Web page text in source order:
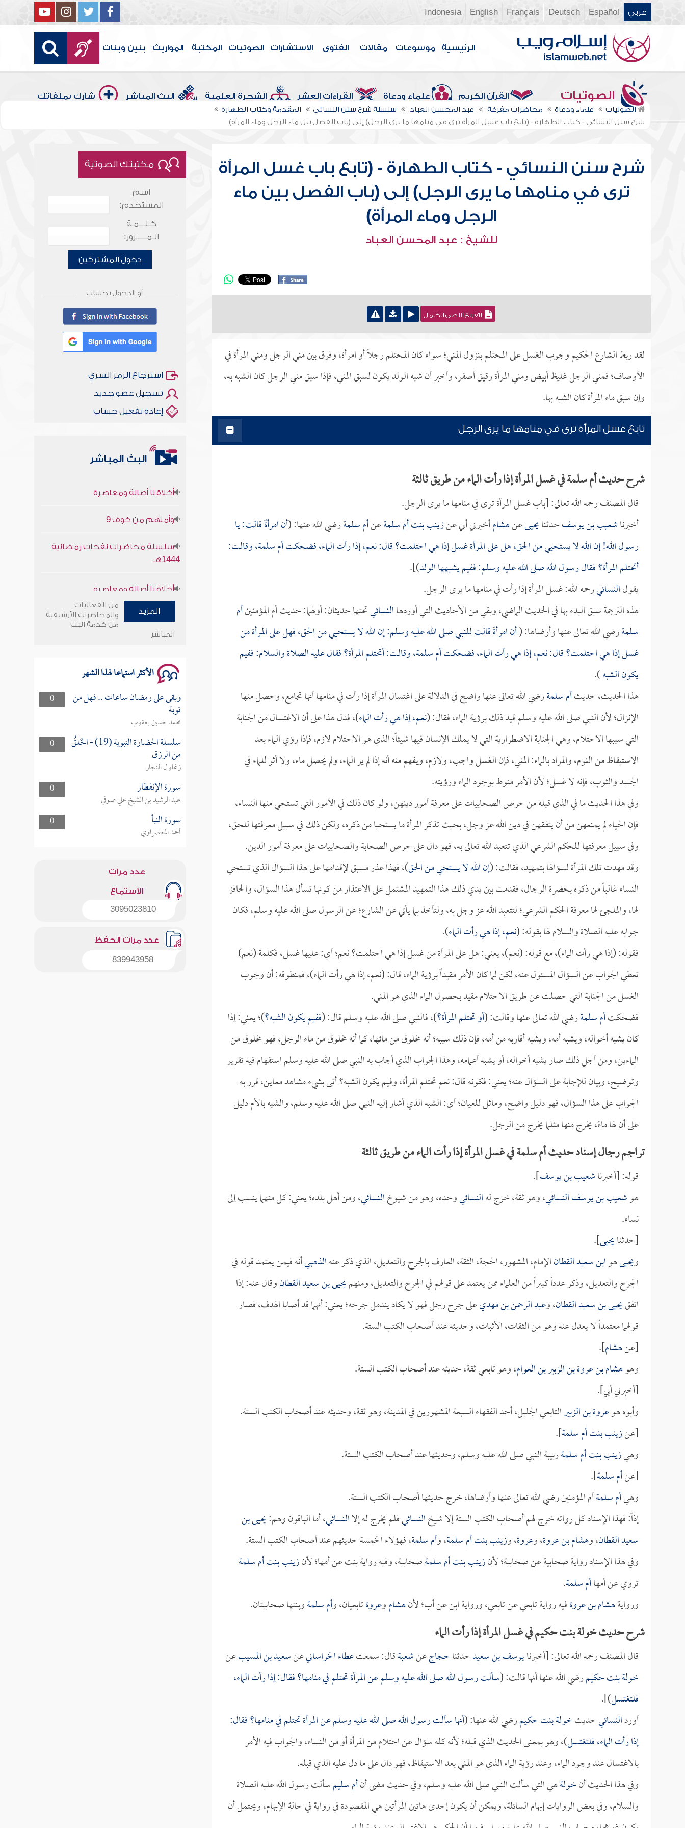
عربي Español
Deutsch
Français
English
Indonesia
الرئيسية موسوعات مقالات الفتوى الاستشارات الصوتيات المكتبة المواريث بنين وبنات
الصوتيات القرآن الكريم علماء ودعاة القراءات العشر الشجرة العلمية البث المباشر شارك بملفاتك
الصوتيات علماء ودعاة محاضرات مفرغة عبد المحسن العباد سلسلة شرح سنن النسائي
المقدمة وكتاب الطهارة
شرح سنن النسائي - كتاب الطهارة - (تابع باب غسل المرأة ترى في منامها ما يرى الرجل) إلى (باب الفصل بين ماء الرجل وماء المرأة)
شرح سنن النسائي - كتاب الطهارة - (تابع باب غسل المرأة
ترى في منامها ما يرى الرجل) إلى (باب الفصل بين ماء
الرجل وماء المرأة)
للشيخ : عبد المحسن العباد
التفريغ النصي الكامل
لقد ربط الشارع الحكيم وجوب الغسل على المحتلم بنزول المني؛ سواء كان المحتلم رجلاً أو امرأة، وفرق بين مني الرجل ومني المرأة في
الأوصاف؛ فمني الرجل غليظ أبيض ومني المرأة رقيق أصفر، وأخبر أن شبه الولد يكون لسبق المني، فإذا سبق مني الرجل كان الشبه به،
وإن سبق ماء المرأة كان الشبه بها.
تابع غسل المرأة ترى في منامها ما يرى الرجل
شرح حديث أم سلمة في غسل المرأة إذا رأت الماء من طريق ثالثة
قال المصنف رحمه الله تعالى: [باب غسل المرأة ترى في منامها ما يرى الرجل.
أخبرناشعيب بن يوسفحدثنايحيىعنهشامأخبرني أبي عنزينب بنت أم سلمةعنأم سلمةرضي الله عنها: (أن امرأةً قالت: يا
رسول الله! إن الله لا يستحيي من الحق، هل على المرأة غسل إذا هي احتلمت؟ قال: نعم، إذا رأت الماء، فضحكتأم سلمة، وقالت:
أتحتلم المرأة؟ فقال رسول الله صلى الله عليه وسلم: ففيم يشبهها الولد)].
يقولالنسائيرحمه الله: غسل المرأة إذا رأت في منامها ما يرى الرجل.
هذه الترجمة سبق البدء بها في الحديث الماضي، وبقي من الأحاديث التي أوردهاالنسائيتحتها حديثان: أولهما: حديث أم المؤمنينأم
سلمةرضي الله تعالى عنها وأرضاها: (أن امرأةً قالت للنبي صلى الله عليه وسلم: إن الله لا يستحيي من الحق، فهل على المرأة من
غسل إذا هي احتلمت؟ قال: نعم، إذا هي رأت الماء، فضحكتأم سلمة، وقالت: أتحتلم المرأة؟ فقال عليه الصلاة والسلام: ففيم
يكون الشبه).
هذا الحديث، حديثأم سلمةرضي الله تعالى عنها واضح في الدلالة على اغتسال المرأة إذا رأت في منامها أنها تجامع، وحصل منها
الإنزال؛ لأن النبي صلى الله عليه وسلم قيد ذلك برؤية الماء، فقال: (نعم، إذا هي رأت الماء)، فدل هذا على أن الاغتسال من الجنابة
التي سببها الاحتلام، وهي الجنابة الاضطرارية التي لا يملك الإنسان فيها شيئاً؛ الذي هو الاحتلام لازم، فإذا رؤي الماء بعد
الاستيقاظ من النوم، والمراد بالماء: المني، فإن الغسل واجب، ولازم، ويفهم منه أنه إذا لم ير الماء، ولم يحصل ماء، ولا أثر للماء في
الجسد والثوب، فإنه لا غسل؛ لأن الأمر منوط بوجود الماء ورؤيته.
وفي هذا الحديث ما في الذي قبله من حرص الصحابيات على معرفة أمور دينهن، ولو كان ذلك في الأمور التي تستحي منها النساء،
فإن الحياء لم يمنعهن من أن يتفقهن في دين الله عز وجل، بحيث تذكر المرأة ما يستحيا من ذكره، ولكن ذلك في سبيل معرفتها للحق،
وفي سبيل معرفتها للحكم الشرعي الذي تتعبد الله تعالى به، فهو دال على حرص الصحابة والصحابيات على معرفة أمور الدين.
وقد مهدت تلك المرأة لسؤالها بتمهيد، فقالت: (إن الله لا يستحي من الحق)، فهذا عذر مسبق لإقدامها على هذا السؤال الذي تستحي
النساء غالباً من ذكره بحضرة الرجال، فقدمت بين يدي ذلك هذا التمهيد المشتمل على الاعتذار من كونها تسأل هذا السؤال، والحافز
لها، والملجئ لها معرفة الحكم الشرعي؛ لتتعبد الله عز وجل به، ولتأخذ بما يأتي عن الشارع؛ عن الرسول صلى الله عليه وسلم، فكان
جوابه عليه الصلاة والسلام لها بقوله: (نعم، إذا هي رأت الماء).
فقوله: (إذا هي رأت الماء)، مع قوله: (نعم)، يعني: هل على المرأة من غسل إذا هي احتلمت؟ نعم؛ أي: عليها غسل، فكلمة (نعم)
تعطي الجواب عن السؤال المسئول عنه، لكن لما كان الأمر مقيداً برؤية الماء، قال: (نعم، إذا هي رأت الماء)، فمنطوقه: أن وجوب
الغسل من الجنابة التي حصلت عن طريق الاحتلام مقيد بحصول الماء الذي هو المني.
فضحكتأم سلمةرضي الله تعالى عنها وقالت: (أو تحتلم المرأة؟)، فالنبي صلى الله عليه وسلم قال: (ففيم يكون الشبه؟)؛ يعني: إذا
كان يشبه أخواله، ويشبه أمه، ويشبه أقاربه من أمه، فإن ذلك سببه؛ أنه مخلوق من مائها، كما أنه مخلوق من ماء الرجل، فهو مخلوق من
الماءين، ومن أجل ذلك صار يشبه أخواله، أو يشبه أعمامه، وهذا الجواب الذي أجاب به النبي صلى الله عليه وسلم استفهام فيه تقرير
وتوضيح، وبيان للإجابة على السؤال عنه؛ يعني: فكونه قال: نعم تحتلم المرأة، وفيم يكون الشبه؟ أتى بشيء مشاهد معاين، قرر به
الجواب على هذا السؤال، فهو دليل واضح، وماثل للعيان؛ أي: الشبه الذي أشار إليه النبي صلى الله عليه وسلم، والشبه بالأم دليل
على أن لها ماءً، يخرج منها مثلما يخرج من الرجل.
تراجم رجال إسناد حديث أم سلمة في غسل المرأة إذا رأت الماء من طريق ثالثة
قوله: [أخبرناشعيب بن يوسف].
هوشعيب بن يوسفالنسائي، وهو ثقة، خرج لهالنسائيوحده، وهو من شيوخالنسائي، ومن أهل بلده؛ يعني: كل منهما ينسب إلى
نساء.
[حدثنايحيى].
ويحيىهوابن سعيد القطانالإمام، المشهور، الحجة، الثقة، العارف بالجرح والتعديل، الذي ذكر عنهالذهبيأنه فيمن يعتمد قوله في
الجرح والتعديل، وذكر عدداً كبيراً من العلماء ممن يعتمد على قولهم في الجرح والتعديل، ومنهميحيى بن سعيد القطانوقال عنه: إذا
اتفقيحيى بن سعيد القطان، وعبد الرحمن بن مهديعلى جرح رجل فهو لا يكاد يندمل جرحه؛ يعني: أنهما قد أصابا الهدف، فصار
قولهما معتمداً لا يعدل عنه وهو من الثقات، الأثبات، وحديثه عند أصحاب الكتب الستة.
[عنهشام].
وهوهشام بن عروة بن الزبير بن العوام، وهو تابعي ثقة، حديثه عند أصحاب الكتب الستة.
[أخبرني أبي].
وأبوه هوعروة بن الزبيرالتابعي الجليل، أحد الفقهاء السبعة المشهورين في المدينة، وهو ثقة، وحديثه عند أصحاب الكتب الستة.
[عنزينب بنت أم سلمة].
وهيزينب بنت أم سلمةربيبة النبي صلى الله عليه وسلم، وحديثها عند أصحاب الكتب الستة.
[عنأم سلمة].
وهيأم سلمةأم المؤمنين رضي الله تعالى عنها وأرضاها، خرج حديثها أصحاب الكتب الستة.
إذاً: فهذا الإسناد كل رواته خرج لهم أصحاب الكتب الستة إلا شيخالنسائيفلم يخرج له إلاالنسائي، أما الباقون وهم:يحيى بن
سعيد القطان، وهشام بن عروة، وعروة، وزينب بنت أم سلمة، وأم سلمة، فهؤلاء الخمسة حديثهم عند أصحاب الكتب الستة.
وفي هذا الإسناد رواية صحابية عن صحابية؛ لأنزينب بنت أم سلمةصحابية، وفيه رواية بنت عن أمها؛ لأنزينب بنت أم سلمة
تروي عن أمهاأم سلمة.
وروايةهشام بن عروةفيه رواية تابعي عن تابعي، ورواية ابن عن أب؛ لأنهشاموعروةتابعيان، وأم سلمةوبنتها صحابيتان.
شرح حديث خولة بنت حكيم في غسل المرأة إذا رأت الماء
قال المصنف رحمه الله تعالى: [أخبرنايوسف بن سعيدحدثناحجاجعنشعبةقال: سمعتعطاء الخراسانيعنسعيد بن المسيبعن
خولة بنت حكيمرضي الله عنها أنها قالت: (سألت رسول الله صلى الله عليه وسلم عن المرأة تحتلم في منامها؟ فقال: إذا رأت الماء،
فلتغتسل)].
أوردالنسائيحديثخولة بنت حكيمرضي الله عنها: (أنها سألت رسول الله صلى الله عليه وسلم عن المرأة تحتلم في منامها؟ فقال:
إذا رأت الماء، فلتغتسل)، وهو بمعنى الحديث الذي قبله؛ لأنه كله سؤال عن احتلام من المرأة أو من النساء، والجواب فيه الأمر
بالاغتسال عند وجود الماء، وعند رؤية الماء الذي هو المني بعد الاستيقاظ، فهو دال على ما دل عليه الذي قبله.
وفي هذا الحديث أنخولةهي التي سألت النبي صلى الله عليه وسلم، وفي حديث مضى أنأم سليمسألت رسول الله عليه الصلاة
والسلام، وفي بعض الروايات إبهام السائلة، ويمكن أن يكون إحدى هاتين المرأتين هي المقصودة في رواية في حالة الإبهام، ويحتمل أن
مكتبتك الصوتية
اسم
المستخدم:
كـلـــمـة
الـمـــــرور:
دخول المشتركين
أو الدخول بحساب
استرجاع الرمز السري
تسجيل عضو جديد
إعادة تفعيل حساب
البث المباشر
1444هـ
وأمنهم من خوف 9
سلسلة محاضرات نفحات رمضانية
1444هـ
المزيد
من الفعاليات
والمحاضرات الأرشيفية
من خدمة البث
المباشر
الأكثر استماعا لهذا الشهر
0 وبقى على رمضان ساعات .. فهل من
توبة
محمد حسين يعقوب
0
سلسلة الحضارة النبوية (19) - الخَلقُ
من الرزق
زغلول النجار
0
سورة الإنفطار
عبد الرشيد بن الشيخ علي صوفي
0
سورة النبأ
أحمد المعصراوي
عدد مرات
الاستماع
3095023810
عدد مرات الحفظ
839943958